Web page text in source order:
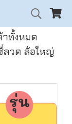
ทั้งหมด
ลวด ล้อใหญ่